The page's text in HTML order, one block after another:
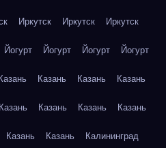
Иркутск Иркутск Иркутск
Йогурт Йогурт Йогурт Йогурт
Казань Казань Казань Казань
Казань Казань Казань Казань
Казань Казань Калининград